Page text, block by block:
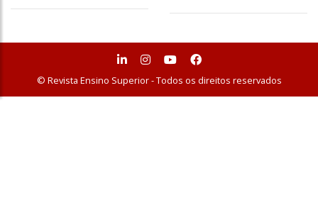
© Revista Ensino Superior - Todos os direitos reservados